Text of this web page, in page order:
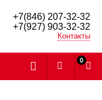
+7(846) 207-32-32
+7(927) 903-32-32
Контакты
0